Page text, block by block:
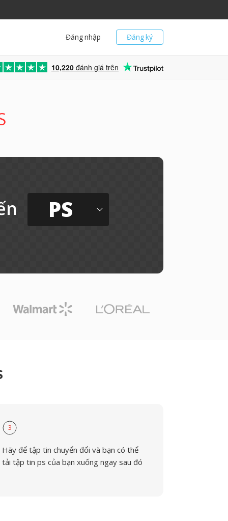
Đăng ký
Đăng nhập
10,220 đánh giá trên
PS
3
Hãy để tập tin chuyển đổi và bạn có thể
tải tập tin ps của bạn xuống ngay sau đó